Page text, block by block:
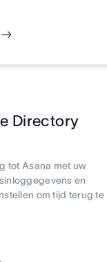
Directory
tot Asana met uw
en
om tijd terug te